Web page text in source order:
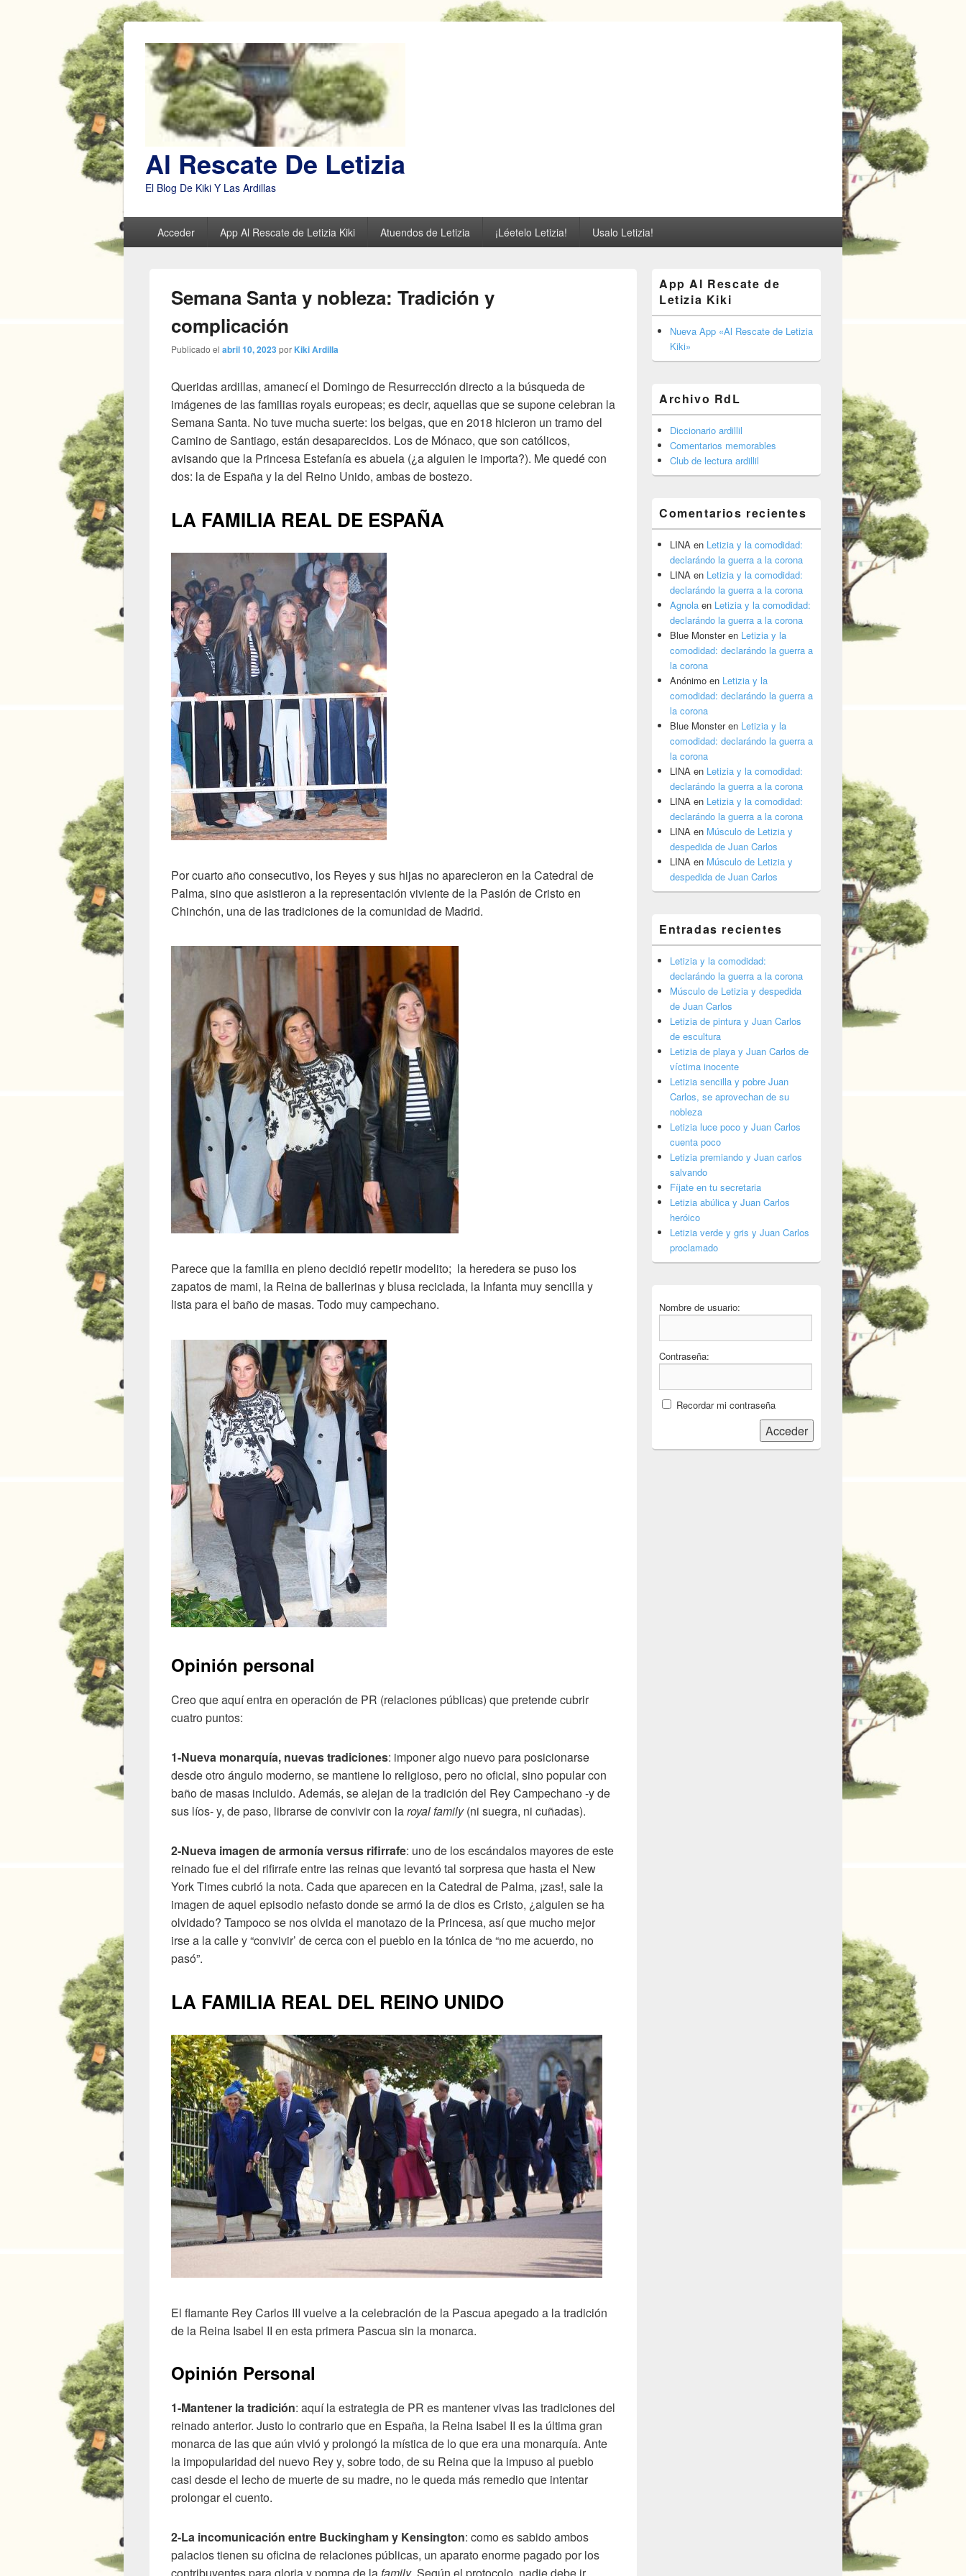
Al Rescate De Letizia
El Blog De Kiki Y Las Ardillas
Menú
principalAcceder App Al Rescate de Letizia Kiki Atuendos de Letizia ¡Léetelo Letizia! Usalo Letizia!
Semana Santa y nobleza: Tradición y
complicación
Publicado el abril 10, 2023 por Kiki Ardilla
Queridas ardillas, amanecí el Domingo de Resurrección directo a la búsqueda de
imágenes de las familias royals europeas; es decir, aquellas que se supone celebran la
Semana Santa. No tuve mucha suerte: los belgas, que en 2018 hicieron un tramo del
Camino de Santiago, están desaparecidos. Los de Mónaco, que son católicos,
avisando que la Princesa Estefanía es abuela (¿a alguien le importa?). Me quedé con
dos: la de España y la del Reino Unido, ambas de bostezo.
LA FAMILIA REAL DE ESPAÑA
Por cuarto año consecutivo, los Reyes y sus hijas no aparecieron en la Catedral de
Palma, sino que asistieron a la representación viviente de la Pasión de Cristo en
Chinchón, una de las tradiciones de la comunidad de Madrid.
Parece que la familia en pleno decidió repetir modelito; la heredera se puso los
zapatos de mami, la Reina de ballerinas y blusa reciclada, la Infanta muy sencilla y
lista para el baño de masas. Todo muy campechano.
Opinión personal
Creo que aquí entra en operación de PR (relaciones públicas) que pretende cubrir
cuatro puntos:
1-Nueva monarquía, nuevas tradiciones: imponer algo nuevo para posicionarse
desde otro ángulo moderno, se mantiene lo religioso, pero no oficial, sino popular con
baño de masas incluido. Además, se alejan de la tradición del Rey Campechano -y de
sus líos- y, de paso, librarse de convivir con laroyal family(ni suegra, ni cuñadas).
2-Nueva imagen de armonía versus rifirrafe: uno de los escándalos mayores de este
reinado fue el del rifirrafe entre las reinas que levantó tal sorpresa que hasta el New
York Times cubrió la nota. Cada que aparecen en la Catedral de Palma, ¡zas!, sale la
imagen de aquel episodio nefasto donde se armó la de dios es Cristo, ¿alguien se ha
olvidado? Tampoco se nos olvida el manotazo de la Princesa, así que mucho mejor
irse a la calle y “convivir’ de cerca con el pueblo en la tónica de “no me acuerdo, no
pasó”.
LA FAMILIA REAL DEL REINO UNIDO
El flamante Rey Carlos III vuelve a la celebración de la Pascua apegado a la tradición
de la Reina Isabel II en esta primera Pascua sin la monarca.
Opinión Personal
1-Mantener la tradición: aquí la estrategia de PR es mantener vivas las tradiciones del
reinado anterior. Justo lo contrario que en España, la Reina Isabel II es la última gran
monarca de las que aún vivió y prolongó la mística de lo que era una monarquía. Ante
la impopularidad del nuevo Rey y, sobre todo, de su Reina que la impuso al pueblo
casi desde el lecho de muerte de su madre, no le queda más remedio que intentar
prolongar el cuento.
2-La incomunicación entre Buckingham y Kensington: como es sabido ambos
palacios tienen su oficina de relaciones públicas, un aparato enorme pagado por los
área
widget
barra
lateral
primaria
App Al Rescate de
Letizia Kiki
Nueva App «Al Rescate de Letizia
Kiki»
Archivo RdL
Diccionario ardillil
Comentarios memorables
Club de lectura ardillil
Comentarios recientes
LINA en Letizia y la comodidad:
declarándo la guerra a la corona
LINA en Letizia y la comodidad:
declarándo la guerra a la corona
Agnola en Letizia y la comodidad:
declarándo la guerra a la corona
Blue Monsteren Letizia y la
comodidad: declarándo la guerra a
la corona
Anónimo en Letizia y la
comodidad: declarándo la guerra a
la corona
Blue Monsteren Letizia y la
comodidad: declarándo la guerra a
la corona
LINA en Letizia y la comodidad:
declarándo la guerra a la corona
LINA en Letizia y la comodidad:
declarándo la guerra a la corona
LINA en Músculo de Letizia y
despedida de Juan Carlos
LINA en Músculo de Letizia y
despedida de Juan Carlos
Entradas recientes
Letizia y la comodidad:
declarándo la guerra a la corona
Músculo de Letizia y despedida
de Juan Carlos
Letizia de pintura y Juan Carlos
de escultura
Letizia de playa y Juan Carlos de
víctima inocente
Letizia sencilla y pobre Juan
Carlos, se aprovechan de su
nobleza
Letizia luce poco y Juan Carlos
cuenta poco
Letizia premiando y Juan carlos
salvando
Fíjate en tu secretaria
Letizia abúlica y Juan Carlos
heróico
Letizia verde y gris y Juan Carlos
proclamado
Nombre de usuario:
Contraseña:
Recordar mi contraseña
Acceder